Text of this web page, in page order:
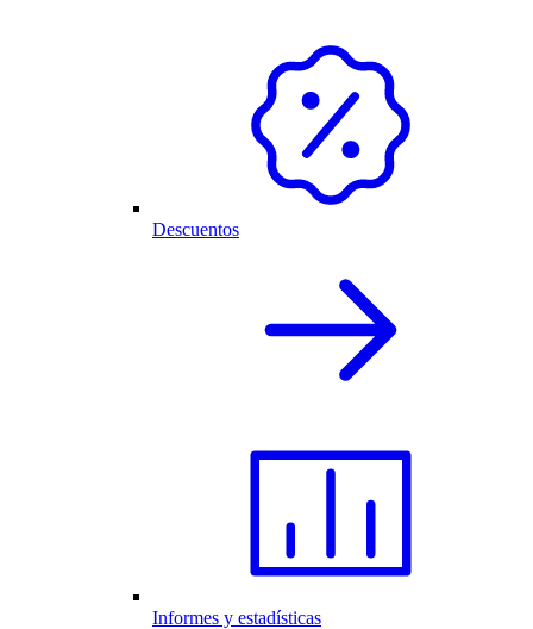
Descuentos
Informes y estadísticas